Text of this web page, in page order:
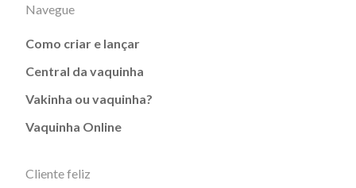
Navegue
Como criar e lançar
Central da vaquinha
Vakinha ou vaquinha?
Vaquinha Online
Cliente feliz